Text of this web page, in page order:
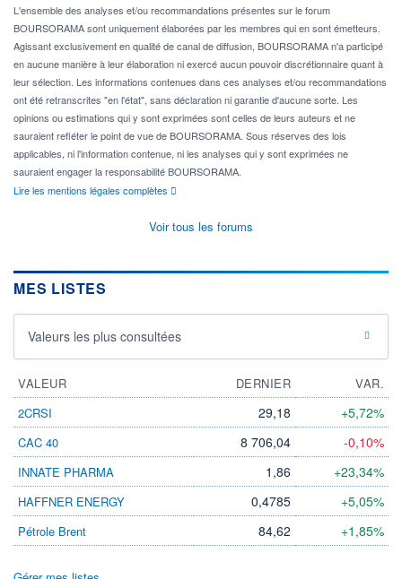
L'ensemble des analyses et/ou recommandations présentes sur le forum
BOURSORAMA sont uniquement élaborées par les membres qui en sont émetteurs.
Agissant exclusivement en qualité de canal de diffusion, BOURSORAMA n'a participé
en aucune manière à leur élaboration ni exercé aucun pouvoir discrétionnaire quant à
leur sélection. Les informations contenues dans ces analyses et/ou recommandations
ont été retranscrites "en l'état", sans déclaration ni garantie d'aucune sorte. Les
opinions ou estimations qui y sont exprimées sont celles de leurs auteurs et ne
sauraient refléter le point de vue de BOURSORAMA. Sous réserves des lois
applicables, ni l'information contenue, ni les analyses qui y sont exprimées ne
sauraient engager la responsabilité BOURSORAMA.
Lire les mentions légales complètes
Voir tous les forums
MES LISTES
Valeurs les plus consultées
VALEUR DERNIER
VAR.
2CRSI
29,18 +5,72%
CAC 40 8 706,04 -0,10%
INNATE PHARMA 1,86 +23,34%
HAFFNER ENERGY 0,4785 +5,05%
Pétrole Brent 84,62 +1,85%